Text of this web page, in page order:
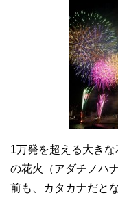
1万発を超える大き
の花火（アダチノハ
前も、カタカナだと